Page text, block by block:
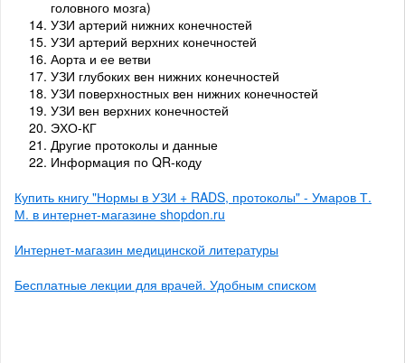
головного мозга)
УЗИ артерий нижних конечностей
УЗИ артерий верхних конечностей
Аорта и ее ветви
УЗИ глубоких вен нижних конечностей
УЗИ поверхностных вен нижних конечностей
УЗИ вен верхних конечностей
ЭХО-КГ
Другие протоколы и данные
Информация по QR-коду
Купить книгу "Нормы в УЗИ + RADS, протоколы" - Умаров Т.
М. в интернет-магазине shopdon.ru
Интернет-магазин медицинской литературы
Бесплатные лекции для врачей. Удобным списком